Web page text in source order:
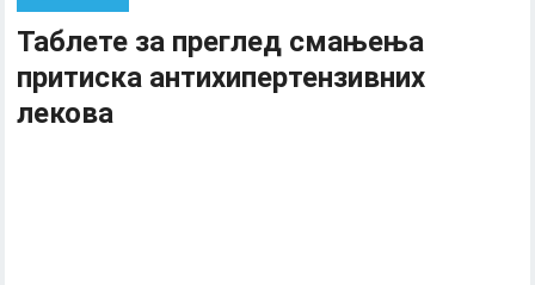
Таблете за преглед смањења
притиска антихипертензивних
лекова